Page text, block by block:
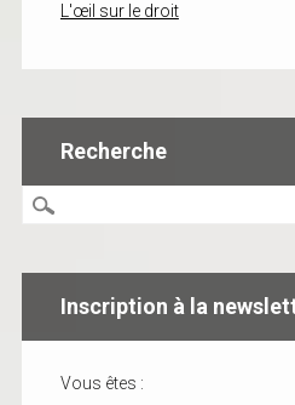
L'œil sur le droit
Recherche
Inscription à la
Vous êtes :